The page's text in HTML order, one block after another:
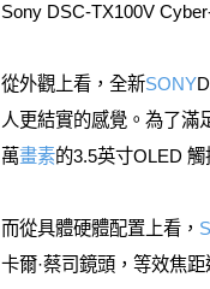
Sony DSC-TX100V
從外觀上看，全新SONY
人更結實的感覺。為了滿
萬畫素的3.5英寸OLED
而從具體硬體配置上看，
卡爾·蔡司鏡頭，等效焦